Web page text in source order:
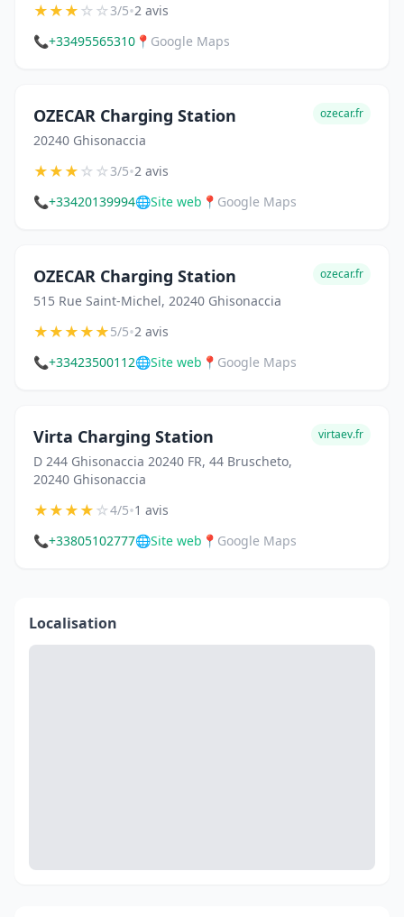
★★★☆☆3/5•2 avis
📞+33495565310 📍 Google Maps
OZECAR Charging Station
20240 Ghisonaccia
ozecar.fr
★★★☆☆3/5•2 avis
📞+33420139994🌐Site web 📍 Google Maps
OZECAR Charging Station
515 Rue Saint-Michel, 20240 Ghisonaccia
ozecar.fr
★★★★★5/5•2 avis
📞+33423500112🌐Site web 📍 Google Maps
Virta Charging Station
D 244 Ghisonaccia 20240 FR, 44 Bruscheto,
20240 Ghisonaccia
virtaev.fr
★★★★☆4/5•1 avis
📞+33805102777🌐Site web 📍 Google Maps
Localisation